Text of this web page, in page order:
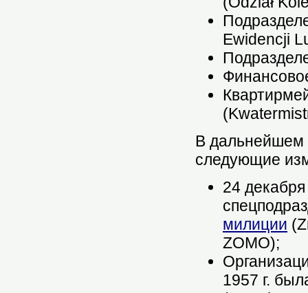
Ewidencji
В дальнейшем
следующие
24
милиции
ZOMO);
1957 г.